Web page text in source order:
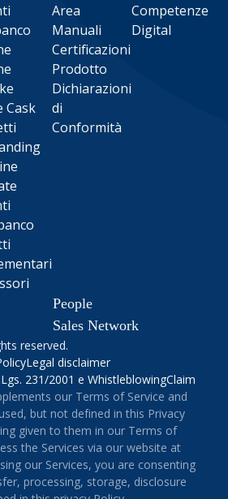
Cask
Area
Manuali
Certificazioni
Prodotto
Dichiarazioni
di
Conformità
Competenze
Digital
People
Sales Network
reserved.
Legal disclaimer
231/2001 e WhistleblowingClaim
our Terms of Service and
but not defined in this Privacy
given to them in our Terms of
the Services via our website at
our Services, you are consenting
processing, storage, disclosure